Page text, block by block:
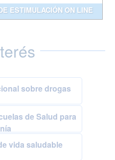
ESTIMULACIÓN ON LINE
sobre drogas
de Salud para
vida saludable